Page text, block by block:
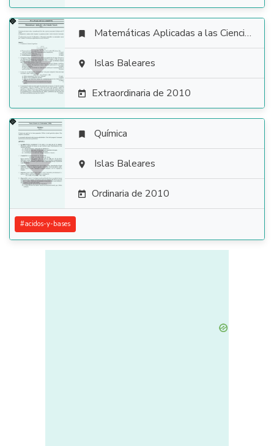

 Matemáticas Aplicadas a las Ciencias Sociales
 Islas Baleares
 Extraordinaria de 2010

 Química
 Islas Baleares
 Ordinaria de 2010
#acidos-y-bases